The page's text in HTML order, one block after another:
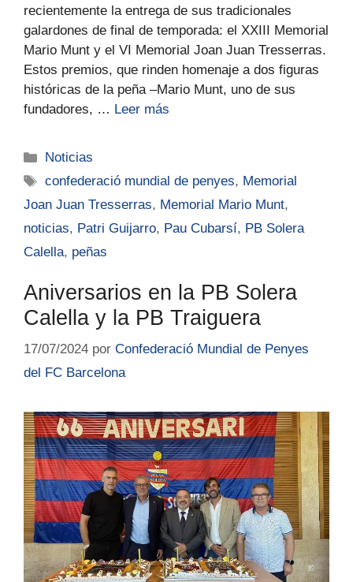
recientemente la entrega de sus tradicionales
galardones de final de temporada: el XXIII Memorial
Mario Munt y el VI Memorial Joan Juan Tresserras.
Estos premios, que rinden homenaje a dos figuras
históricas de la peña –Mario Munt, uno de sus
fundadores, … Leer más
Noticias
confederació mundial de penyes, Memorial
Joan Juan Tresserras, Memorial Mario Munt,
noticias, Patri Guijarro, Pau Cubarsí, PB Solera
Calella, peñas
Aniversarios en la PB Solera
Calella y la PB Traiguera
17/07/2024 por Confederació Mundial de Penyes
del FC Barcelona